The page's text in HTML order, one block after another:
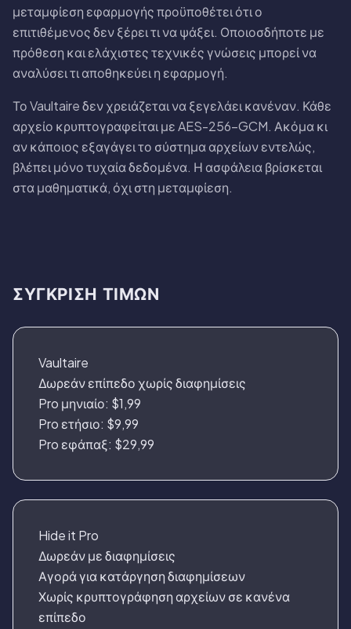
μεταμφίεση εφαρμογής προϋποθέτει ότι ο
επιτιθέμενος δεν ξέρει τι να ψάξει. Οποιοσδήποτε με
πρόθεση και ελάχιστες τεχνικές γνώσεις μπορεί να
αναλύσει τι αποθηκεύει η εφαρμογή.
Το Vaultaire δεν χρειάζεται να ξεγελάει κανέναν. Κάθε
αρχείο κρυπτογραφείται με AES-256-GCM. Ακόμα κι
αν κάποιος εξαγάγει το σύστημα αρχείων εντελώς,
βλέπει μόνο τυχαία δεδομένα. Η ασφάλεια βρίσκεται
στα μαθηματικά, όχι στη μεταμφίεση.
ΣΎΓΚΡΙΣΗ ΤΙΜΏΝ
Vaultaire
Δωρεάν επίπεδο χωρίς διαφημίσεις
Pro μηνιαίο: $1,99
Pro ετήσιο: $9,99
Pro εφάπαξ: $29,99
Hide it Pro
Δωρεάν με διαφημίσεις
Αγορά για κατάργηση διαφημίσεων
Χωρίς κρυπτογράφηση αρχείων σε κανένα
επίπεδο